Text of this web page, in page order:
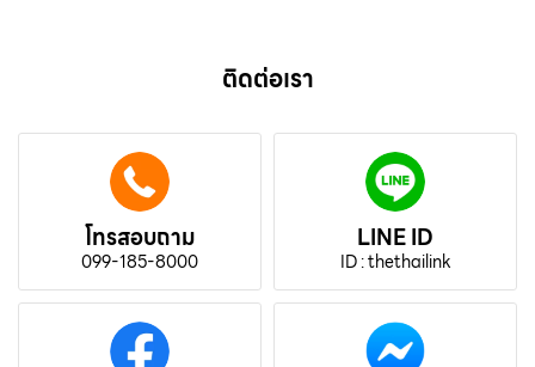
ติดต่อเรา
โทรสอบถาม
099-185-8000
LINE ID
ID : thethailink